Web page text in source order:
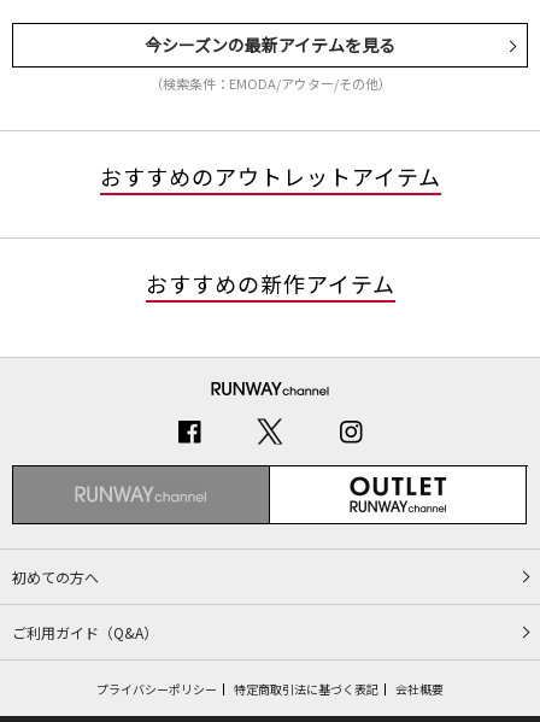
今シーズンの最新アイテムを見る
（検索条件：EMODA/アウター/その他）
おすすめのアウトレットアイテム
おすすめの新作アイテム
初めての方へ
ご利用ガイド（Q&A）
プライバシーポリシー 特定商取引法に基づく表記 会社概要